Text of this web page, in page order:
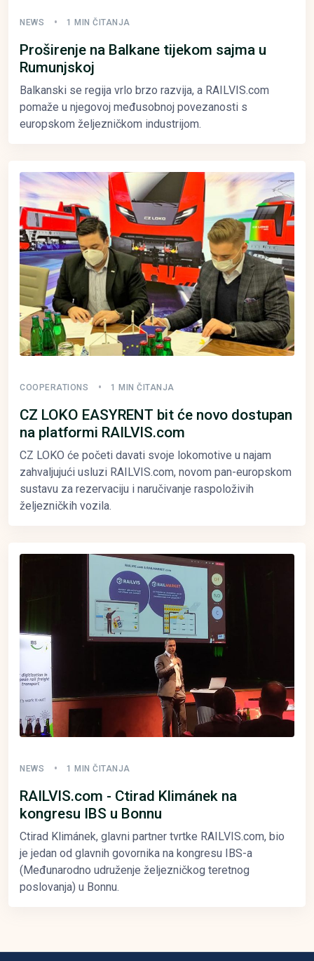
NEWS 1 MIN ČITANJA
Proširenje na Balkane tijekom sajma u
Rumunjskoj
Balkanski se regija vrlo brzo razvija, a RAILVIS.com
pomaže u njegovoj međusobnoj povezanosti s
europskom željezničkom industrijom.
COOPERATIONS 1 MIN ČITANJA
CZ LOKO EASYRENT bit će novo dostupan
na platformi RAILVIS.com
CZ LOKO će početi davati svoje lokomotive u najam
zahvaljujući usluzi RAILVIS.com, novom pan-europskom
sustavu za rezervaciju i naručivanje raspoloživih
željezničkih vozila.
NEWS 1 MIN ČITANJA
RAILVIS.com - Ctirad Klimánek na
kongresu IBS u Bonnu
Ctirad Klimánek, glavni partner tvrtke RAILVIS.com, bio
je jedan od glavnih govornika na kongresu IBS-a
(Međunarodno udruženje željezničkog teretnog
poslovanja) u Bonnu.